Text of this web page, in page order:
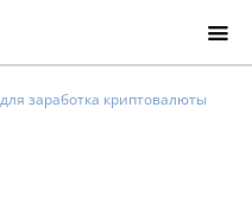
заработка криптовалюты